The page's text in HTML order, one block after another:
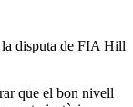
la disputa de FIA Hill
que el bon nivell